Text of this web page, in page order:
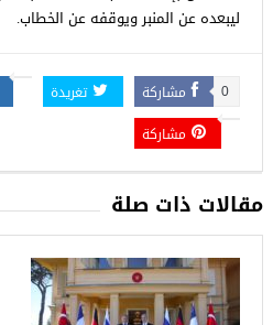
ليبعده عن المنبر ويوقفه عن الخطاب.
مشاركة 0 تغريدة
مشاركة
مقالات ذات صلة